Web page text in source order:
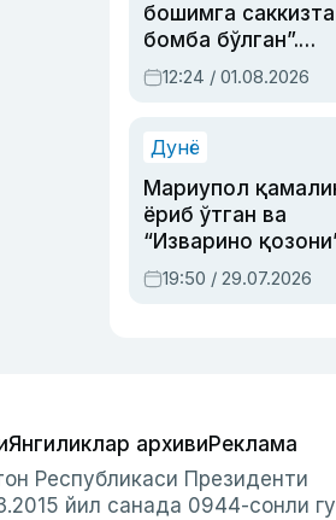
бошимга саккизта
бомба бўлган”.
Абдулла Ориповни
сиёсий
12:24 / 01.08.2026
Дунё
Мариупол
ёриб ўтган ва
“Изварино
чиққан қаҳрамон
Украина армияси
19:50 / 29.07.2026
Янгиликлар архивиРеклама
Республикаси Президенти
йил санада 0944-сонли